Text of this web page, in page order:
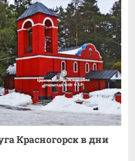
Красногорск в дни